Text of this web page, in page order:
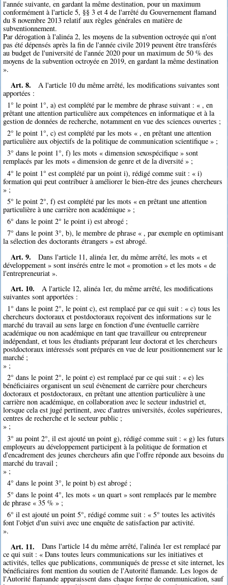
l'année suivante, en gardant la même destination, pour un maximum
conformément à l'article 5, §§ 3 et 4 de l'arrêté du Gouvernement flamand
du 8 novembre 2013 relatif aux règles générales en matière de
subventionnement.
Par dérogation à l'alinéa 2, les moyens de la subvention octroyée qui n'ont
pas été dépensés après la fin de l'année civile 2019 peuvent être transférés
au budget de l'université de l'année 2020 pour un maximum de 50 % des
moyens de la subvention octroyée en 2019, en gardant la même destination
».
Art. 8.
A l'article 10 du même arrêté, les modifications suivantes sont
apportées :
1° le point 1°, a) est complété par le membre de phrase suivant : « , en
prêtant une attention particulière aux compétences en informatique et à la
gestion de données de recherche, notamment en vue des sciences ouvertes ;
2° le point 1°, c) est complété par les mots « , en prêtant une attention
particulière aux objectifs de la politique de communication scientifique » ;
3° dans le point 1°, f) les mots « dimension sexospécifique » sont
remplacés par les mots « dimension de genre et de la diversité » ;
4° le point 1° est complété par un point i), rédigé comme suit : « i)
formation qui peut contribuer à améliorer le bien-être des jeunes chercheurs
» ;
5° le point 2°, f) est complété par les mots « en prêtant une attention
particulière à une carrière non académique » ;
6° dans le point 2° le point i) est abrogé ;
7° dans le point 3°, b), le membre de phrase « , par exemple en optimisant
la sélection des doctorants étrangers » est abrogé.
Art. 9.
Dans l'article 11, alinéa 1er, du même arrêté, les mots « et
développement » sont insérés entre le mot « promotion » et les mots « de
l'entrepreneuriat ».
Art. 10.
A l'article 12, alinéa 1er, du même arrêté, les modifications
suivantes sont apportées :
1° dans le point 2°, le point c), est remplacé par ce qui suit : « c) tous les
chercheurs doctoraux et postdoctoraux reçoivent des informations sur le
marché du travail au sens large en fonction d'une éventuelle carrière
académique ou non académique en tant que travailleur ou entrepreneur
indépendant, et tous les étudiants préparant leur doctorat et les chercheurs
postdoctoraux intéressés sont préparés en vue de leur positionnement sur le
marché ;
» ;
2° dans le point 2°, le point e) est remplacé par ce qui suit : « e) les
bénéficiaires organisent un seul évènement de carrière pour chercheurs
doctoraux et postdoctoraux, en prêtant une attention particulière à une
carrière non académique, en collaboration avec le secteur industriel et,
lorsque cela est jugé pertinent, avec d'autres universités, écoles supérieures,
centres de recherche et le secteur public ;
» ;
3° au point 2°, il est ajouté un point g), rédigé comme suit : « g) les futurs
employeurs au développement participent à la politique de formation et
d'encadrement des jeunes chercheurs afin que l'offre réponde aux besoins du
marché du travail ;
» ;
4° dans le point 3°, le point b) est abrogé ;
5° dans le point 4°, les mots « un quart » sont remplacés par le membre
de phrase « 35 % » ;
6° il est ajouté un point 5°, rédigé comme suit : « 5° toutes les activités
font l'objet d'un suivi avec une enquête de satisfaction par activité.
».
Art. 11.
Dans l'article 14 du même arrêté, l'alinéa 1er est remplacé par
ce qui suit : « Dans toutes leurs communications sur les initiatives et
activités, telles que publications, communiqués de presse et site internet, les
bénéficiaires font mention du soutien de l'Autorité flamande. Les logos de
l'Autorité flamande apparaissent dans chaque forme de communication, sauf